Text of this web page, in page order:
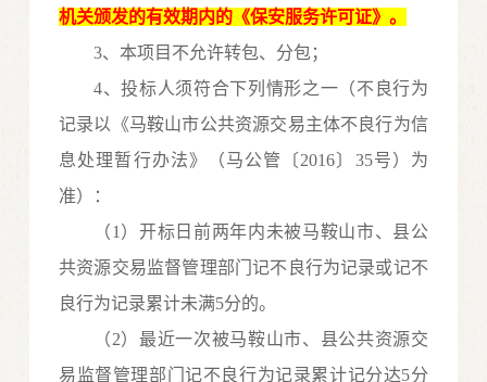
机关颁发的有效期内的《保安服务许可证》。
3、本项目不允许转包、分包；
4、投标人须符合下列情形之一（不良行为
记录以《马鞍山市公共资源交易主体不良行为信
息处理暂行办法》（马公管〔2016〕35号）为
准）：
（1）开标日前两年内未被马鞍山市、县公
共资源交易监督管理部门记不良行为记录或记不
良行为记录累计未满5分的。
（2）最近一次被马鞍山市、县公共资源交
易监督管理部门记不良行为记录累计记分达5分